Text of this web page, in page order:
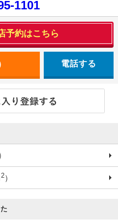
1101
予約はこちら
電話する
2）